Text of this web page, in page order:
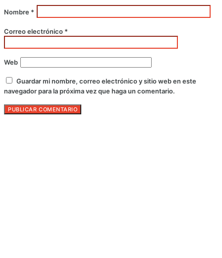
Nombre *
Correo electrónico *
Web
Guardar mi nombre, correo electrónico y sitio web en este
navegador para la próxima vez que haga un comentario.